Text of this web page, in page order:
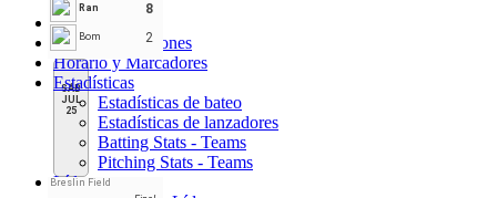
Ran
8
Bom 2
SÁB
JUL
25
Breslin Field
Inicio
Tabla de Posiciones
Horario y Marcadores
Estadísticas
Estadísticas de bateo
Estadísticas de lanzadores
Batting Stats - Teams
Pitching Stats - Teams
Líderes